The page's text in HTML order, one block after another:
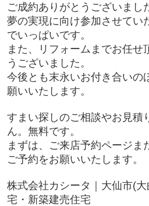
ご成約ありがとうございまし
夢の実現に向け参加させてい
でいっぱいです。
また、リフォームまでお任せ
うございました。
今後とも末永いお付き合いの
願いいたします。
すまい探しのご相談やお見積
ん。無料です。
まずは、ご来店予約ページま
ご予約をお願いいたします。
株式会社カシータ｜大仙市(
宅・新築建売住宅